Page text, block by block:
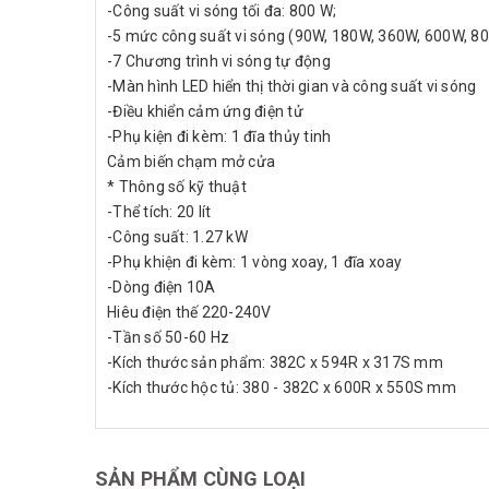
-Công suất vi sóng tối đa: 800 W;
-5 mức công suất vi sóng (90W, 180W, 360W, 600W,
-7 Chương trình vi sóng tự động
-Màn hình LED hiển thị thời gian và công suất vi sóng
-Điều khiển cảm ứng điện tử
-Phụ kiện đi kèm: 1 đĩa thủy tinh
Cảm biến chạm mở cửa
* Thông số kỹ thuật
-Thể tích: 20 lít
-Công suất: 1.27 kW
-Phụ khiện đi kèm: 1 vòng xoay, 1 đĩa xoay
-Dòng điện 10A
Hiêu điện thế 220-240V
-Tần số 50-60 Hz
-Kích thước sản phẩm: 382C x 594R x 317S mm
-Kích thước hộc tủ: 380 - 382C x 600R x 550S mm
SẢN PHẨM CÙNG LOẠI